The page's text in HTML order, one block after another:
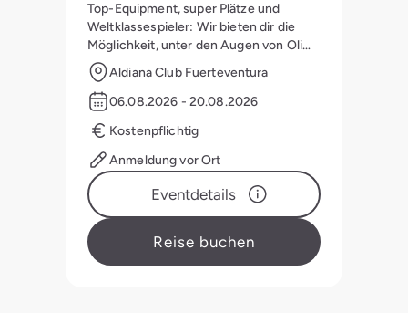
Top-Equipment, super Plätze und
Weltklassespieler: Wir bieten dir die
Möglichkeit, unter den Augen von Oli
und Inga Schmidt zum Ass auf dem
Platz zu werden:
Aldiana Club Fuerteventura
06.08.2026 - 20.08.2026
Kostenpflichtig
Anmeldung vor Ort
Eventdetails
Reise buchen